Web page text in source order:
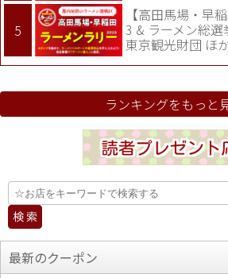
【高田馬場・早
3 & ラーメン総選
東京観光財団 ほ
ランキングをもっと
最新のクーポン